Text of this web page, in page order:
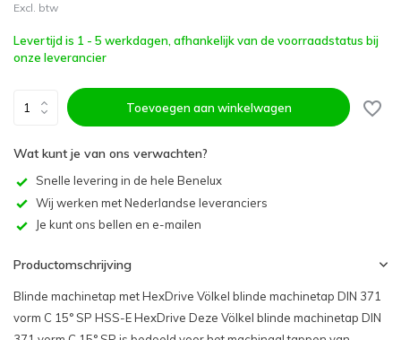
Excl. btw
Levertijd is 1 - 5 werkdagen, afhankelijk van de voorraadstatus bij
onze leverancier
Toevoegen aan winkelwagen
Wat kunt je van ons verwachten?
Snelle levering in de hele Benelux
Wij werken met Nederlandse leveranciers
Je kunt ons bellen en e-mailen
Productomschrijving
Blinde machinetap met HexDrive Völkel blinde machinetap DIN 371
vorm C 15° SP HSS-E HexDrive Deze Völkel blinde machinetap DIN